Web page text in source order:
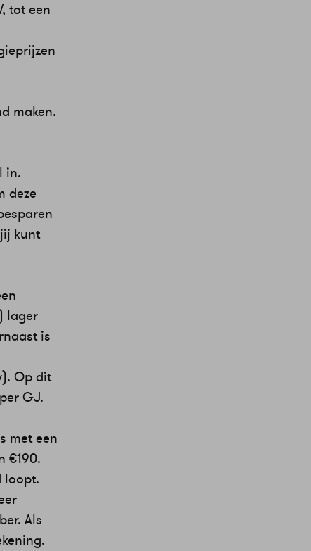
tot een
maken.
in.
deze
kunt
lager
is
Op dit
GJ.
met een
€190.
loopt.
Als